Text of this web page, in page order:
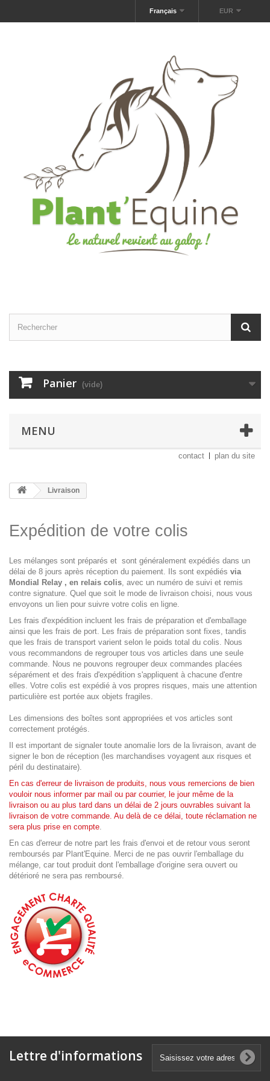
EUR
Français
Panier (vide)
MENU
contact plan du site
Livraison
Expédition de votre colis
Les mélanges sont préparés et sont généralement expédiés dans un
délai de 8 jours après réception du paiement. Ils sont expédiés via
Mondial Relay , en relais colis, avec un numéro de suivi et remis
contre signature. Quel que soit le mode de livraison choisi, nous vous
envoyons un lien pour suivre votre colis en ligne.
Les frais d'expédition incluent les frais de préparation et d'emballage
ainsi que les frais de port. Les frais de préparation sont fixes, tandis
que les frais de transport varient selon le poids total du colis. Nous
vous recommandons de regrouper tous vos articles dans une seule
commande. Nous ne pouvons regrouper deux commandes placées
séparément et des frais d'expédition s'appliquent à chacune d'entre
elles. Votre colis est expédié à vos propres risques, mais une attention
particulière est portée aux objets fragiles.
Les dimensions des boîtes sont appropriées et vos articles sont
correctement protégés.
Il est important de signaler toute anomalie lors de la livraison, avant de
signer le bon de réception (les marchandises voyagent aux risques et
péril du destinataire).
En cas d'erreur de livraison de produits, nous vous remercions de bien
vouloir nous informer par mail ou par courrier, le jour même de la
livraison ou au plus tard dans un délai de 2 jours ouvrables suivant la
livraison de votre commande. Au delà de ce délai, toute réclamation ne
sera plus prise en compte.
En cas d'erreur de notre part les frais d'envoi et de retour vous seront
remboursés par Plant'Equine. Merci de ne pas ouvrir l'emballage du
mélange, car tout produit dont l'emballage d'origine sera ouvert ou
détérioré ne sera pas remboursé.
Lettre d'informations